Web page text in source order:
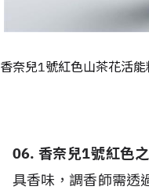
香奈兒1號紅色山茶花活
06. 香奈兒1號紅色
具香味，調香師需透